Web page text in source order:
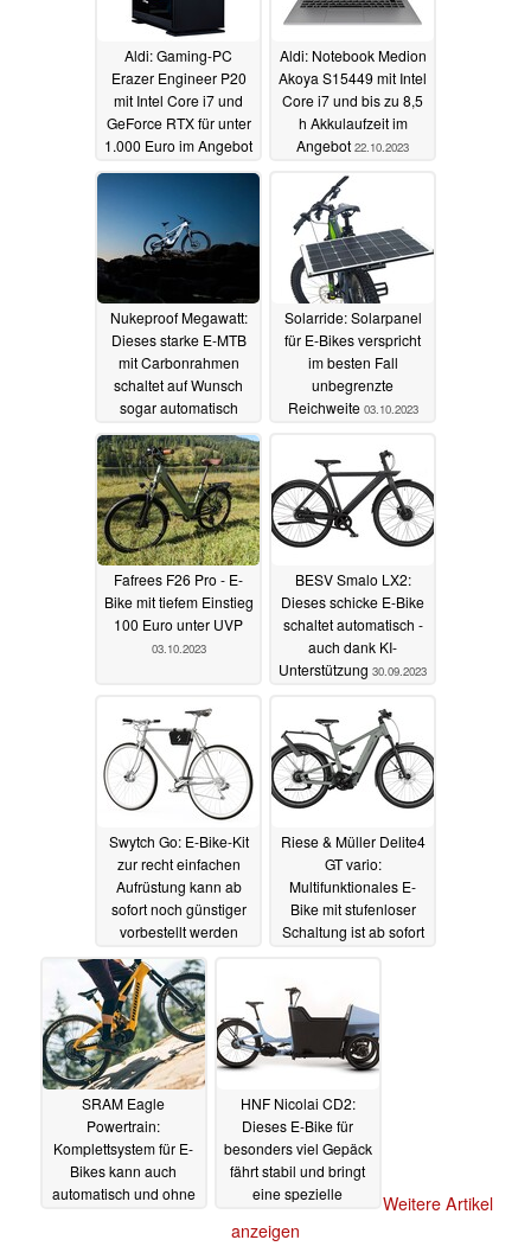
Aldi: Gaming-PC
Erazer Engineer P20
mit Intel Core i7 und
GeForce RTX für unter
1.000 Euro im Angebot
11.11.2023
Aldi: Notebook Medion
Akoya S15449 mit Intel
Core i7 und bis zu 8,5
h Akkulaufzeit im
Angebot 22.10.2023
Nukeproof Megawatt:
Dieses starke E-MTB
mit Carbonrahmen
schaltet auf Wunsch
sogar automatisch
04.10.2023
Solarride: Solarpanel
für E-Bikes verspricht
im besten Fall
unbegrenzte
Reichweite 03.10.2023
Fafrees F26 Pro - E-
Bike mit tiefem Einstieg
100 Euro unter UVP
03.10.2023
BESV Smalo LX2:
Dieses schicke E-Bike
schaltet automatisch -
auch dank KI-
Unterstützung 30.09.2023
Swytch Go: E-Bike-Kit
zur recht einfachen
Aufrüstung kann ab
sofort noch günstiger
vorbestellt werden
29.09.2023
Riese & Müller Delite4
GT vario:
Multifunktionales E-
Bike mit stufenloser
Schaltung ist ab sofort
SRAM Eagle
Powertrain:
Komplettsystem für E-
Bikes kann auch
automatisch und ohne
HNF Nicolai CD2:
Dieses E-Bike für
besonders viel Gepäck
fährt stabil und bringt
eine spezielle
26.09.2023
Weitere Artikel
anzeigen